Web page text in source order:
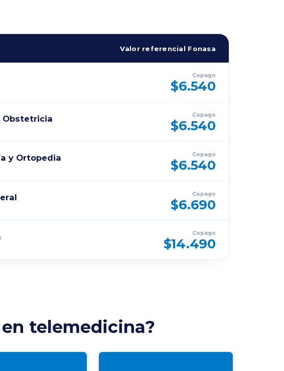
Valor referencial Fonasa
Copago
$6.540
Obstetricia Copago
$6.540
y Ortopedia Copago
$6.540
Copago
$6.690
Copago
$14.490
telemedicina?